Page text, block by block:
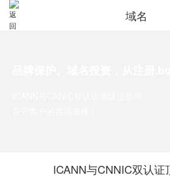
域名
ICANN与CNNIC双认证